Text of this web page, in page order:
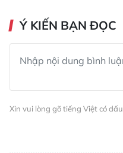
Ý KIẾN BẠN ĐỌC
Xin vui lòng gõ tiếng Việt có dấu